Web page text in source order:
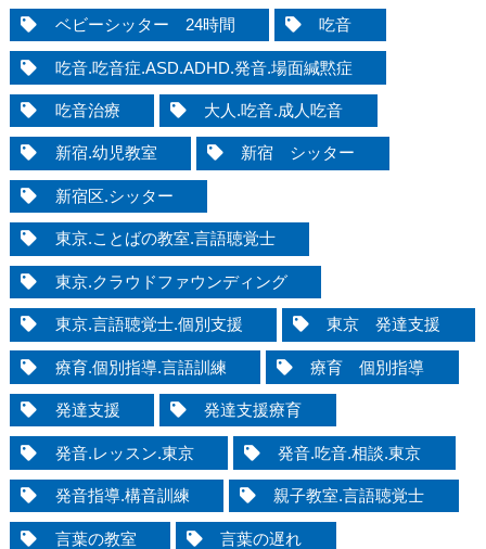
ベビーシッター 24時間 吃音
吃音.吃音症.ASD.ADHD.発音.場面緘黙症
吃音治療 大人.吃音.成人吃音
新宿.幼児教室 新宿 シッター
新宿区.シッター
東京.ことばの教室.言語聴覚士
東京.クラウドファウンディング
東京.言語聴覚士.個別支援 東京 発達支援
療育.個別指導.言語訓練 療育 個別指導
発達支援 発達支援療育
発音.レッスン.東京 発音.吃音.相談.東京
発音指導.構音訓練 親子教室.言語聴覚士
言葉の教室 言葉の遅れ